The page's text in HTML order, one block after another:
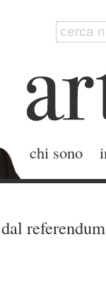
chi sono